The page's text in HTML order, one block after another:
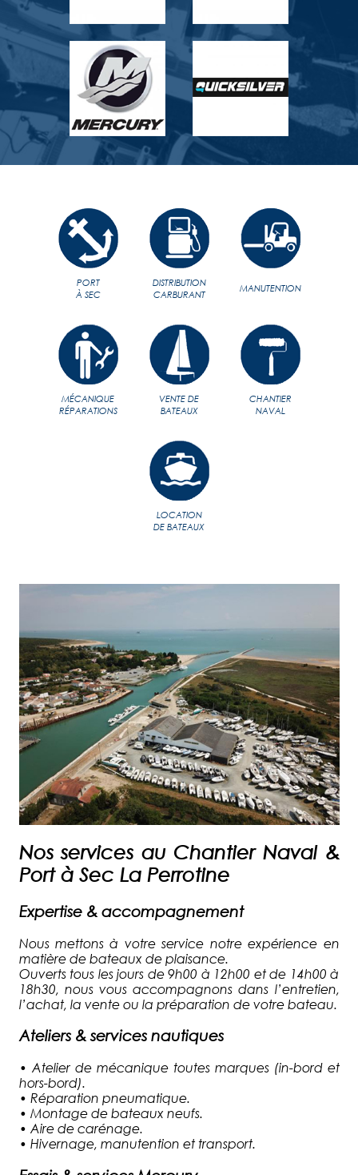
PORT
À SEC
DISTRIBUTION
CARBURANT
MANUTENTION
MÉCANIQUE
RÉPARATIONS
VENTE DE
BATEAUX
CHANTIER
NAVAL
LOCATION
DE BATEAUX
Nos services au Chantier Naval &
Port à Sec La Perrotine
Expertise & accompagnement
Nous mettons à votre service notre expérience en
matière de bateaux de plaisance.
Ouverts tous les jours de 9h00 à 12h00 et de 14h00 à
18h30, nous vous accompagnons dans l’entretien,
l’achat, la vente ou la préparation de votre bateau.
Ateliers & services nautiques
• Atelier de mécanique toutes marques (in-bord et
hors-bord).
• Réparation pneumatique.
• Montage de bateaux neufs.
• Aire de carénage.
• Hivernage, manutention et transport.